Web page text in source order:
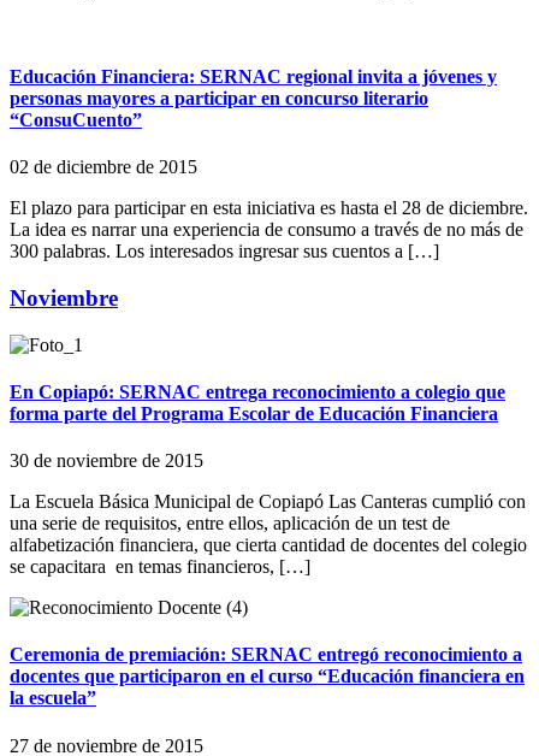
Educación Financiera: SERNAC regional invita a jóvenes y
personas mayores a participar en concurso literario
“ConsuCuento”
02 de diciembre de 2015
El plazo para participar en esta iniciativa es hasta el 28 de diciembre.
La idea es narrar una experiencia de consumo a través de no más de
300 palabras. Los interesados ingresar sus cuentos a […]
Noviembre
En Copiapó: SERNAC entrega reconocimiento a colegio que
forma parte del Programa Escolar de Educación Financiera
30 de noviembre de 2015
La Escuela Básica Municipal de Copiapó Las Canteras cumplió con
una serie de requisitos, entre ellos, aplicación de un test de
alfabetización financiera, que cierta cantidad de docentes del colegio
se capacitara en temas financieros, […]
Ceremonia de premiación: SERNAC entregó reconocimiento a
docentes que participaron en el curso “Educación financiera en
la escuela”
27 de noviembre de 2015